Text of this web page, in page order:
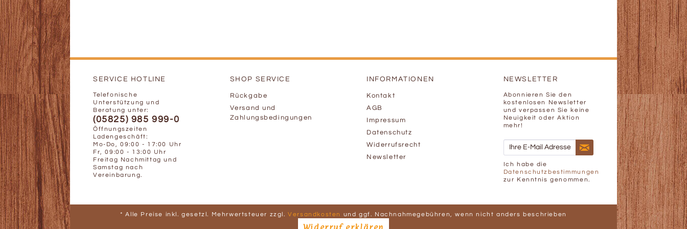
SERVICE HOTLINE
Telefonische
Unterstützung und
Beratung unter:
(05825) 985 999-0
Öffnungszeiten
Ladengeschäft:
Mo-Do, 09:00 - 17:00 Uhr
Fr, 09:00 - 13:00 Uhr
Freitag Nachmittag und
Samstag nach
Vereinbarung.
SHOP SERVICE
Rückgabe
Versand und
Zahlungsbedingungen
INFORMATIONEN
Kontakt
AGB
Impressum
Datenschutz
Widerrufsrecht
Newsletter
NEWSLETTER
Abonnieren Sie den
kostenlosen Newsletter
und verpassen Sie keine
Neuigkeit oder Aktion
mehr!
Ich habe die
Datenschutzbestimmungen
zur Kenntnis genommen.
* Alle Preise inkl. gesetzl. Mehrwertsteuer zzgl.Versandkosten und ggf. Nachnahmegebühren, wenn nicht anders beschrieben